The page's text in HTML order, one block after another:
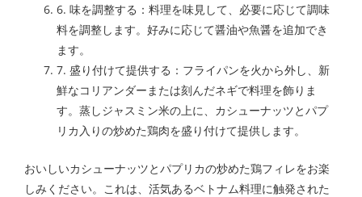
6. 味を調整する：料理を味見して、必要に応じて調味
料を調整します。好みに応じて醤油や魚醤を追加でき
ます。
7. 盛り付けて提供する：フライパンを火から外し、新
鮮なコリアンダーまたは刻んだネギで料理を飾りま
す。蒸しジャスミン米の上に、カシューナッツとパプ
リカ入りの炒めた鶏肉を盛り付けて提供します。
おいしいカシューナッツとパプリカの炒めた鶏フィレをお楽
しみください。これは、活気あるベトナム料理に触発された